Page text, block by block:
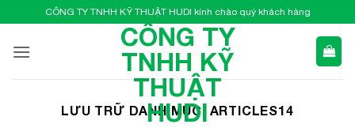
qua
nội
CÔNG TY TNHH KỸ THUẬT HUDI kính chào quý khách hàng
CÔNG TY
TNHH KỸ
THUẬT
HUDI
LƯU TRỮ DANH MỤC: ARTICLES14